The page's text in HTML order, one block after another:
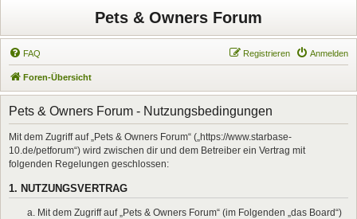
Pets & Owners Forum
FAQ Anmelden
Registrieren
Foren-Übersicht
Pets & Owners Forum - Nutzungsbedingungen
Mit dem Zugriff auf „Pets & Owners Forum“ („https://www.starbase-
10.de/petforum“) wird zwischen dir und dem Betreiber ein Vertrag mit
folgenden Regelungen geschlossen:
1. NUTZUNGSVERTRAG
Mit dem Zugriff auf „Pets & Owners Forum“ (im Folgenden „das Board“)